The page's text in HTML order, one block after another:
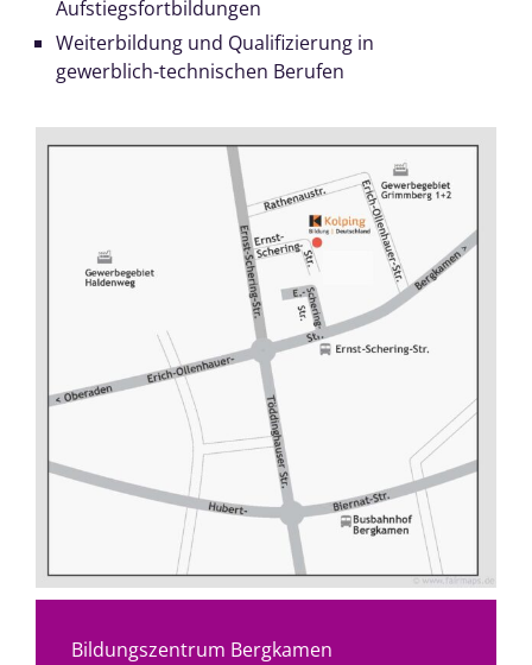
Aufstiegsfortbildungen
Weiterbildung und Qualifizierung in
gewerblich-technischen Berufen
Bildungszentrum Bergkamen